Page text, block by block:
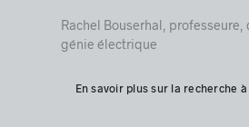
Rachel Bouserhal,
génie électrique
En savoir plus sur la recherche à